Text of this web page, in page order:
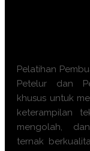
Pelatihan
Petelur dan
khusus untuk
keterampilan
mengolah,
ternak